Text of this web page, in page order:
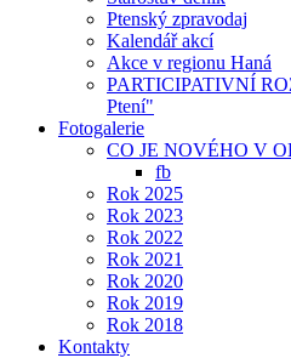
Ptenský zpravodaj
Kalendář akcí
Akce v regionu Haná
PARTICIPATIVNÍ
Ptení"
Fotogalerie
CO JE NOVÉHO V
fb
Rok 2025
Rok 2023
Rok 2022
Rok 2021
Rok 2020
Rok 2019
Rok 2018
Kontakty